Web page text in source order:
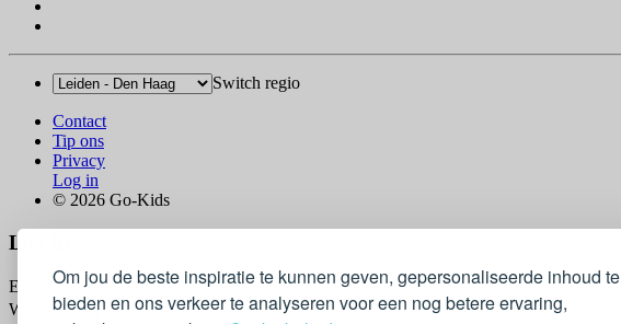
Om jou de beste inspiratie te kunnen geven, gepersonaliseerde inhoud te
bieden en ons verkeer te analyseren voor een nog betere ervaring,
Switch regio
Contact
Tip ons
Privacy
Log in
© 2026 Go-Kids
Log In
Email
Wachtwoord